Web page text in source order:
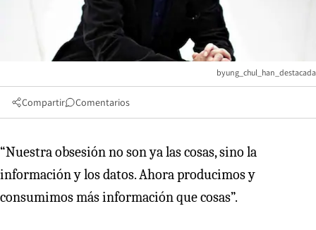
byung_chul_han_destacada
Compartir Comentarios
“Nuestra obsesión no son ya las cosas, sino la
información y los datos. Ahora producimos y
consumimos más información que cosas”.